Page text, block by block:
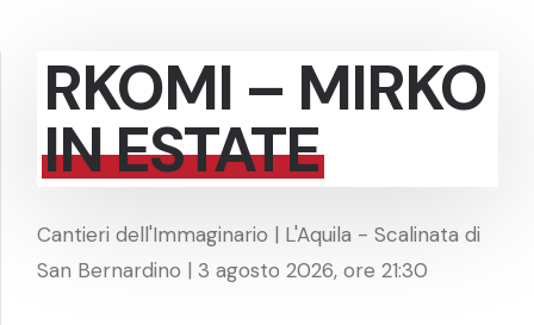
RKOMI – MIRKO
IN ESTATE
Cantieri dell'Immaginario | L'Aquila - Scalinata di
San Bernardino | 3 agosto 2026, ore 21:30